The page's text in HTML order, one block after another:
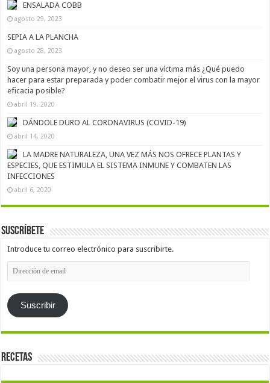
ENSALADA COBB
agosto 29, 2023
SEPIA A LA PLANCHA
agosto 28, 2023
Soy una persona mayor, y no deseo ser una víctima más ¿Qué puedo
hacer para estar preparada y poder combatir mejor el virus con la mayor
eficacia posible?
abril 19, 2020
DÁNDOLE DURO AL CORONAVIRUS (COVID-19)
abril 14, 2020
LA MADRE NATURALEZA, UNA VEZ MÁS NOS OFRECE PLANTAS Y
ESPECIES, QUE ESTIMULA EL SISTEMA INMUNE Y COMBATEN LAS
INFECCIONES
abril 6, 2020
Suscríbete
Introduce tu correo electrónico para suscribirte.
Dirección
de
Suscribir
Recetas